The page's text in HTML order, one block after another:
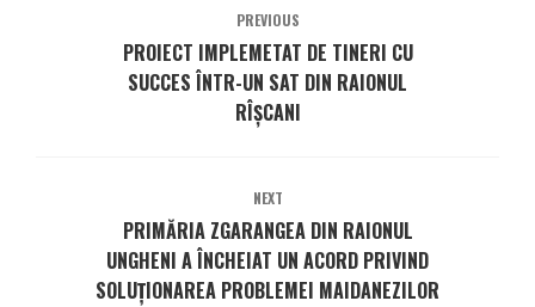
PREVIOUS
PROIECT IMPLEMETAT DE TINERI CU
SUCCES ÎNTR-UN SAT DIN RAIONUL
RÎȘCANI
NEXT
PRIMĂRIA ZGARANGEA DIN RAIONUL
UNGHENI A ÎNCHEIAT UN ACORD PRIVIND
SOLUȚIONAREA PROBLEMEI MAIDANEZILOR